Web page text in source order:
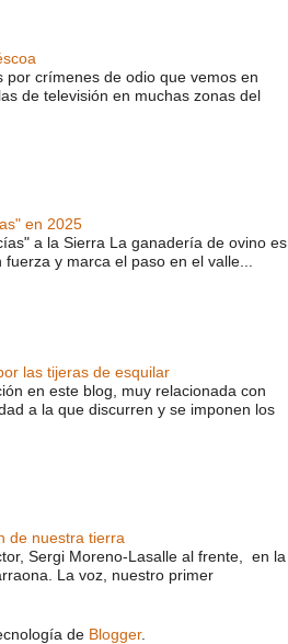
crímenes de odio que vemos en
de televisión en muchas zonas del
en 2025
a la Sierra La ganadería de ovino es
y marca el paso en el valle...
las tijeras de esquilar
en este blog, muy relacionada con
a la que discurren y se imponen los
de nuestra tierra
Sergi Moreno-Lasalle al frente, en la
La voz, nuestro primer
de Blogger.